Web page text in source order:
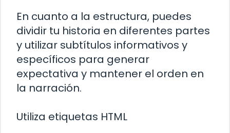
En cuanto a la estructura, puedes
dividir tu historia en diferentes partes
y utilizar subtítulos informativos y
específicos para generar
expectativa y mantener el orden en
la narración.
Utiliza etiquetas HTML